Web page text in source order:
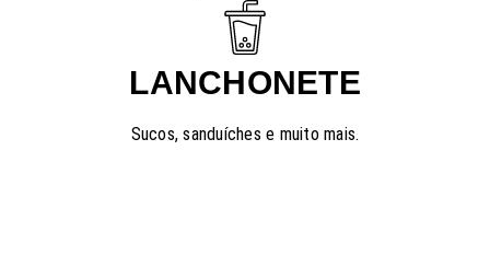
LANCHONETE
Sucos, sanduíches e muito mais.